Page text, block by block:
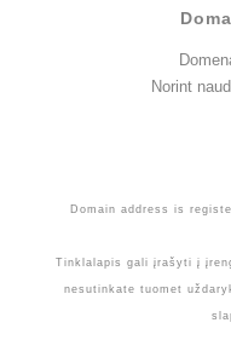
Norint
Domain address is
Tinklalapis gali įrašyti į
nesutinkate tuomet